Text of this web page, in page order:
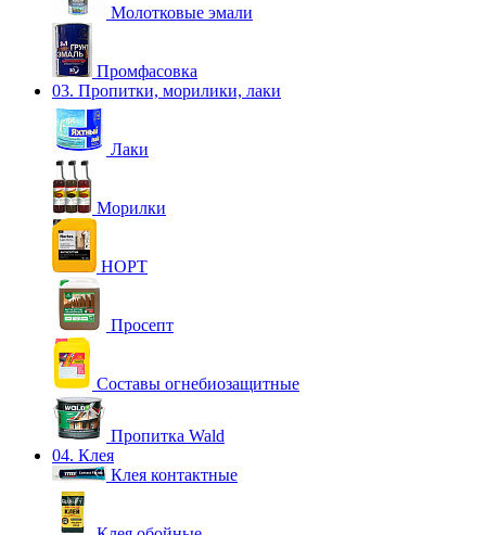
Молотковые эмали
Промфасовка
03. Пропитки, морилики, лаки
Лаки
Морилки
НОРТ
Просепт
Составы огнебиозащитные
Пропитка Wald
04. Клея
Клея контактные